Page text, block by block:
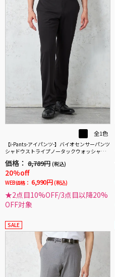
全1色
【i-Pants-アイパンツ-】バイオセンサーパンツ
シャドウストライプノータックウォッシャブ
価格： 8,789円 (税込)
20%off
WEB価格： 6,990円 (税込)
★2点目10%OFF/3点目以降20%
OFF対象
SALE